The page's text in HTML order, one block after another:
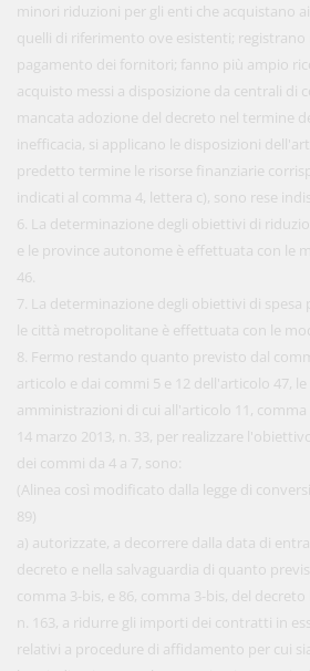
minori riduzioni per gli enti che acquistano
quelli di riferimento ove esistenti;
pagamento dei fornitori; fanno più ampio
acquisto messi a disposizione da centrali di
mancata adozione del decreto nel termine
inefficacia, si applicano le disposizioni
predetto termine le risorse finanziarie
indicati al comma 4, lettera c), sono rese
6. La determinazione degli obiettivi di
e le province autonome è effettuata con le
46.
7. La determinazione degli obiettivi di spesa
le città metropolitane è effettuata con le
8. Fermo restando quanto previsto dal
articolo e dai commi 5 e 12 dell'articolo 47,
amministrazioni di cui all'articolo 11,
14 marzo 2013, n. 33, per realizzare
dei commi da 4 a 7, sono:
(Alinea così modificato dalla legge di
89)
a) autorizzate, a decorrere dalla data di
decreto e nella salvaguardia di quanto
comma 3-bis, e 86, comma 3-bis, del
n. 163, a ridurre gli importi dei contratti in
relativi a procedure di affidamento per cui